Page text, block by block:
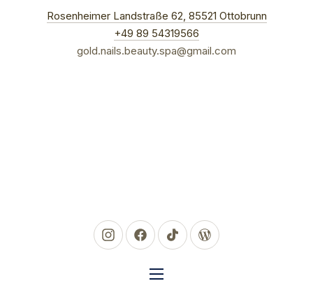
Rosenheimer Landstraße 62, 85521 OttobrunnNew
+49 89 54319566
gold.nails.beauty.spa@gmail.com
New Window
New Window
New WindowNew Window